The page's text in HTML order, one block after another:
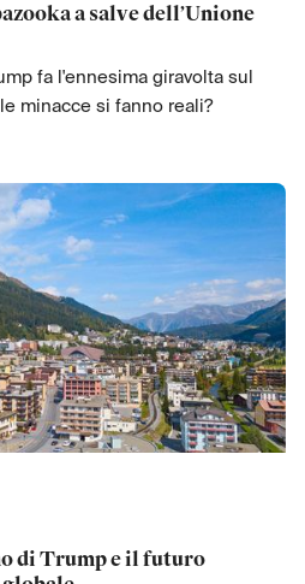
a salve dell’Unione
fa l'ennesima giravolta sul
minacce si fanno reali?
di Trump e il futuro